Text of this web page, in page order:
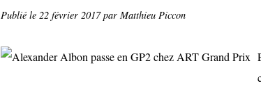
Publié le 22 février 2017par Matthieu Piccon